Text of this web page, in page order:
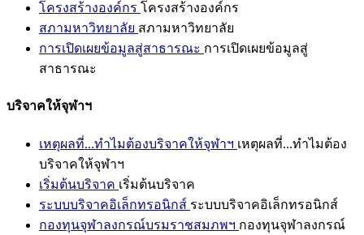
โครงสร้างองค์กร โครงสร้างองค์กร
สภามหาวิทยาลัย สภามหาวิทยาลัย
การเปิดเผยข้อมูลสู่สาธารณะ การเปิดเผยข้อมูลสู่
สาธารณะ
บริจาคให้จุฬาฯ
เหตุผลที่...ทำไมต้องบริจาคให้จุฬาฯ เหตุผลที่...ทำไมต้อง
บริจาคให้จุฬาฯ
เริ่มต้นบริจาค เริ่มต้นบริจาค
ระบบบริจาคอิเล็กทรอนิกส์ ระบบบริจาคอิเล็กทรอนิกส์
กองทุนจุฬาลงกรณ์บรมราชสมภพฯ กองทุนจุฬาลงกรณ์